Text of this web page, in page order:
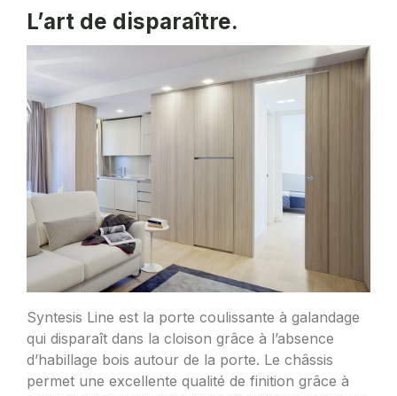
L’art de disparaître.
Syntesis Line est la porte coulissante à galandage
qui disparaît dans la cloison grâce à l’absence
d’habillage bois autour de la porte. Le châssis
permet une excellente qualité de finition grâce à